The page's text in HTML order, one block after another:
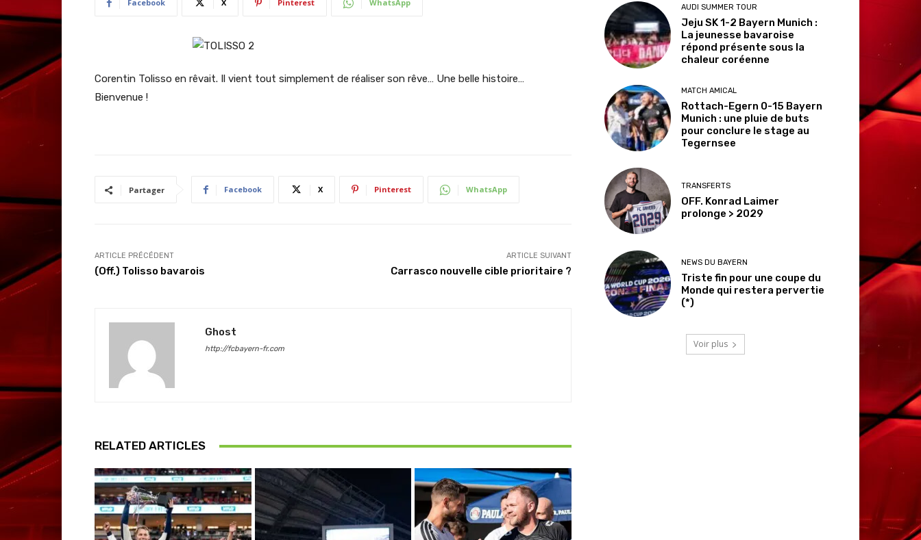
Facebook X Pinterest WhatsApp
Corentin Tolisso en rêvait. Il vient tout simplement de réaliser son rêve… Une belle histoire…
Bienvenue !
Partager Facebook X Pinterest WhatsApp
ARTICLE PRÉCÉDENT
(Off.) Tolisso bavarois
ARTICLE SUIVANT
Carrasco nouvelle cible prioritaire ?
Ghost
http://fcbayern-fr.com
RELATED ARTICLES
AUDI SUMMER TOUR
Jeju SK 1-2 Bayern Munich :
La jeunesse bavaroise
répond présente sous la
chaleur coréenne
MATCH AMICAL
Rottach-Egern 0-15 Bayern
Munich : une pluie de buts
pour conclure le stage au
Tegernsee
TRANSFERTS
OFF. Konrad Laimer
prolonge > 2029
NEWS DU BAYERN
Triste fin pour une coupe du
Monde qui restera pervertie
(*)
Voir plus